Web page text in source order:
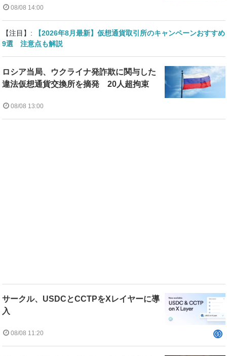
08/08 14:00
【注目】:
【2026年8月最新】仮想通貨取引所のキャンペーンおすすめ
9選 注意点も解説
ロシア当局、ウクライナ発詐欺に関与した
違法仮想通貨交換所を摘発 20人超拘束
08/08 13:00
サークル、USDCとCCTPをXレイヤーに導
入
08/08 11:20